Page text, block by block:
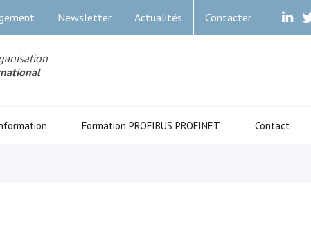
Newsletter Actualités Contacter . .
l
Formation PROFIBUS PROFINET Contact